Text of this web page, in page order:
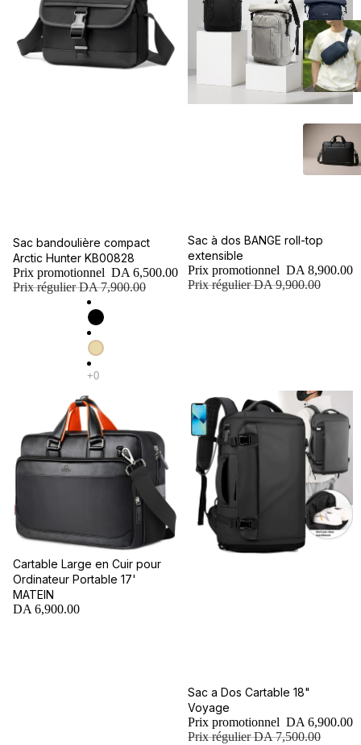
Promotion
Sac bandoulière compact
Arctic Hunter KB00828
Prix promotionnel DA 6,500.00
Prix régulierDA 7,900.00
Promotion
Sac à dos BANGE roll-top
extensible
Prix promotionnel DA 8,900.00
Prix régulierDA 9,900.00
Cartable Large en Cuir pour
Ordinateur Portable 17'
MATEIN
DA 6,900.00
Promotion
Sac a Dos Cartable 18"
Voyage
Prix promotionnel DA 6,900.00
Prix régulierDA 7,500.00